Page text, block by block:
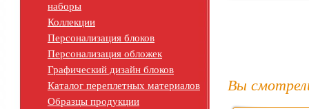
наборы
Коллекции
Персонализация блоков
Персонализация обложек
Графический дизайн блоков
Каталог переплетных материалов
Образцы продукции
Вы